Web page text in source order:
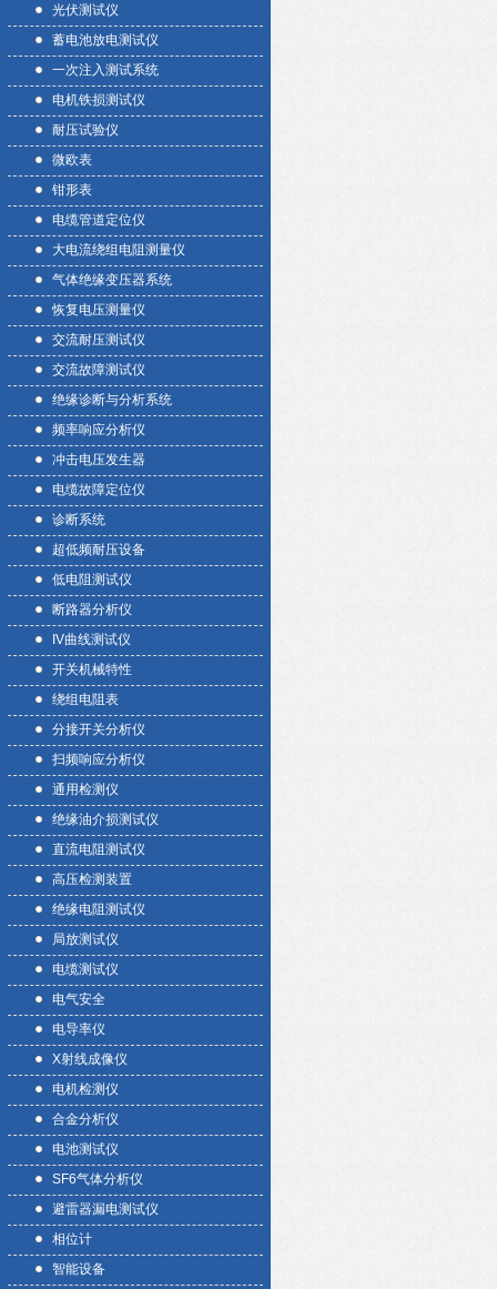
光伏测试仪
蓄电池放电测试仪
一次注入测试系统
电机铁损测试仪
耐压试验仪
微欧表
钳形表
电缆管道定位仪
大电流绕组电阻测量仪
气体绝缘变压器系统
恢复电压测量仪
交流耐压测试仪
交流故障测试仪
绝缘诊断与分析系统
频率响应分析仪
冲击电压发生器
电缆故障定位仪
诊断系统
超低频耐压设备
低电阻测试仪
断路器分析仪
IV曲线测试仪
开关机械特性
绕组电阻表
分接开关分析仪
扫频响应分析仪
通用检测仪
绝缘油介损测试仪
直流电阻测试仪
高压检测装置
绝缘电阻测试仪
局放测试仪
电缆测试仪
电气安全
电导率仪
X射线成像仪
电机检测仪
合金分析仪
电池测试仪
SF6气体分析仪
避雷器漏电测试仪
相位计
智能设备